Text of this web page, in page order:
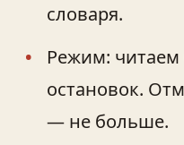
словаря.
Режим: читаем
остановок.
— не больше.